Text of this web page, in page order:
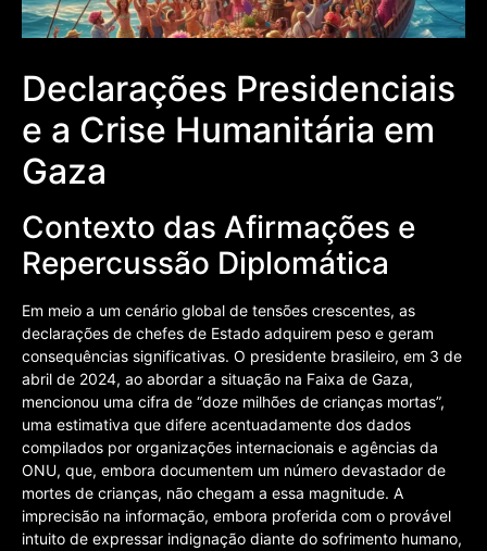
Declarações Presidenciais
e a Crise Humanitária em
Gaza
Contexto das Afirmações e
Repercussão Diplomática
Em meio a um cenário global de tensões crescentes, as
declarações de chefes de Estado adquirem peso e geram
consequências significativas. O presidente brasileiro, em 3 de
abril de 2024, ao abordar a situação na Faixa de Gaza,
mencionou uma cifra de “doze milhões de crianças mortas”,
uma estimativa que difere acentuadamente dos dados
compilados por organizações internacionais e agências da
ONU, que, embora documentem um número devastador de
mortes de crianças, não chegam a essa magnitude. A
imprecisão na informação, embora proferida com o provável
intuito de expressar indignação diante do sofrimento humano,